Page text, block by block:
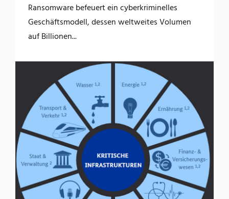
Ransomware befeuert ein cyberkriminelles
Geschäftsmodell, dessen weltweites Volumen
auf Billionen...